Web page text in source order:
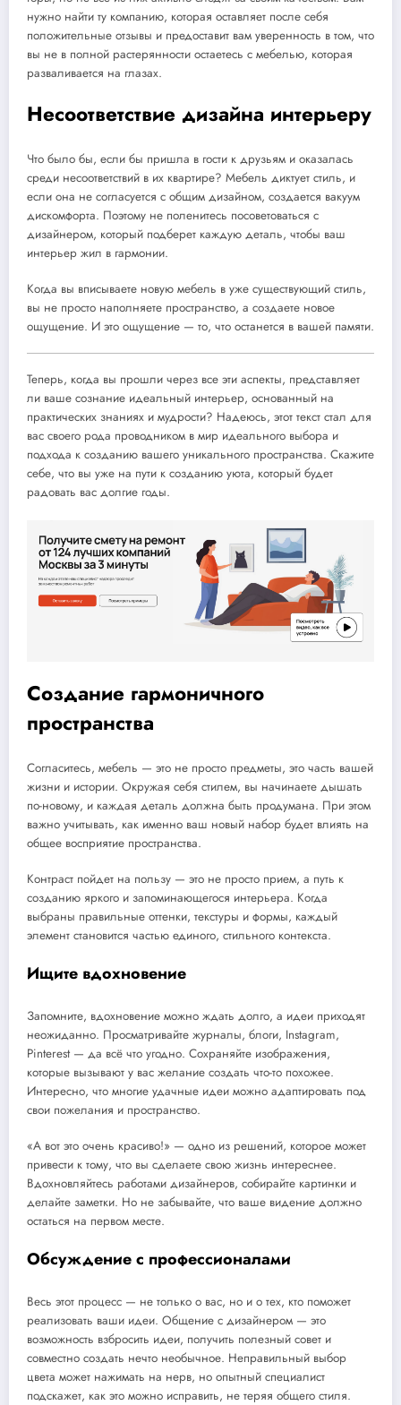
нужно найти ту компанию, которая оставляет после себя
положительные отзывы и предоставит вам уверенность в том, что
вы не в полной растерянности остаетесь с мебелью, которая
разваливается на глазах.
Несоответствие дизайна интерьеру
Что было бы, если бы пришла в гости к друзьям и оказалась
среди несоответствий в их квартире? Мебель диктует стиль, и
если она не согласуется с общим дизайном, создается вакуум
дискомфорта. Поэтому не поленитесь посоветоваться с
дизайнером, который подберет каждую деталь, чтобы ваш
интерьер жил в гармонии.
Когда вы вписываете новую мебель в уже существующий стиль,
вы не просто наполняете пространство, а создаете новое
ощущение. И это ощущение — то, что останется в вашей памяти.
Теперь, когда вы прошли через все эти аспекты, представляет
ли ваше сознание идеальный интерьер, основанный на
практических знаниях и мудрости? Надеюсь, этот текст стал для
вас своего рода проводником в мир идеального выбора и
подхода к созданию вашего уникального пространства. Скажите
себе, что вы уже на пути к созданию уюта, который будет
радовать вас долгие годы.
Создание гармоничного
пространства
Согласитесь, мебель — это не просто предметы, это часть вашей
жизни и истории. Окружая себя стилем, вы начинаете дышать
по-новому, и каждая деталь должна быть продумана. При этом
важно учитывать, как именно ваш новый набор будет влиять на
общее восприятие пространства.
Контраст пойдет на пользу — это не просто прием, а путь к
созданию яркого и запоминающегося интерьера. Когда
выбраны правильные оттенки, текстуры и формы, каждый
элемент становится частью единого, стильного контекста.
Ищите вдохновение
Запомните, вдохновение можно ждать долго, а идеи приходят
неожиданно. Просматривайте журналы, блоги, Instagram,
Pinterest — да всё что угодно. Сохраняйте изображения,
которые вызывают у вас желание создать что-то похожее.
Интересно, что многие удачные идеи можно адаптировать под
свои пожелания и пространство.
«А вот это очень красиво!» — одно из решений, которое может
привести к тому, что вы сделаете свою жизнь интереснее.
Вдохновляйтесь работами дизайнеров, собирайте картинки и
делайте заметки. Но не забывайте, что ваше видение должно
остаться на первом месте.
Обсуждение с профессионалами
Весь этот процесс — не только о вас, но и о тех, кто поможет
реализовать ваши идеи. Общение с дизайнером — это
возможность взбросить идеи, получить полезный совет и
совместно создать нечто необычное. Неправильный выбор
цвета может нажимать на нерв, но опытный специалист
подскажет, как это можно исправить, не теряя общего стиля.